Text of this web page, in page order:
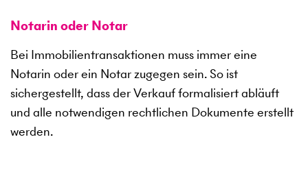
Notarin oder Notar
Bei Immobilientransaktionen muss immer eine
Notarin oder ein Notar zugegen sein. So ist
sichergestellt, dass der Verkauf formalisiert abläuft
und alle notwendigen rechtlichen Dokumente erstellt
werden.